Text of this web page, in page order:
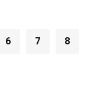
6 7 8